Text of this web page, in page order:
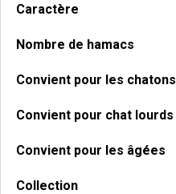
Caractère
Nombre de hamacs
Convient pour les chatons
Convient pour chat lourds
Convient pour les âgées
Collection